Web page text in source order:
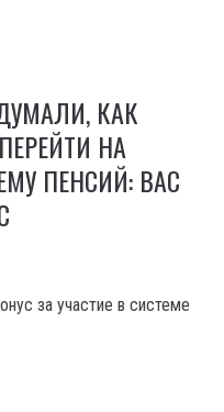
КАК
НА
ПЕНСИЙ: ВАС
за участие в системе